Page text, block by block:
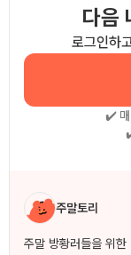
다음
로그인하
✔️ 매
작성자 소개
주말토리
주말 방황러들을 위